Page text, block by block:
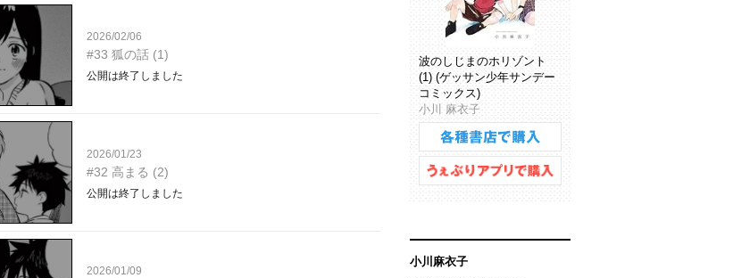
2026/02/06
#33 狐の話 (1)
公開は終了しました
2026/01/23
#32 高まる (2)
公開は終了しました
2026/01/09
波のしじまのホリゾント
(1) (ゲッサン少年サンデー
コミックス)
小川 麻衣子
小川麻衣子